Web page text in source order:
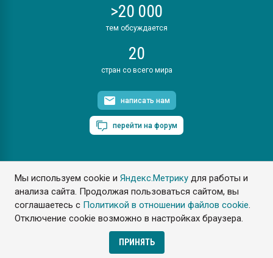
Мы используем cookie иЯндекс.Метрику для работы и
анализа сайта. Продолжая пользоваться сайтом, вы
соглашаетесь с Политикой в отношении файлов cookie.
Отключение cookie возможно в настройках браузера.
ПРИНЯТЬ
>20 000
тем обсуждается
20
стран со всего мира
написать нам
перейти на форум
ПластЭксперт © 2006. Все права защищены
Разрешается копирование материалов сайта с обязательной
ссылкой на www.e-plastic.ru
Разработка сайта